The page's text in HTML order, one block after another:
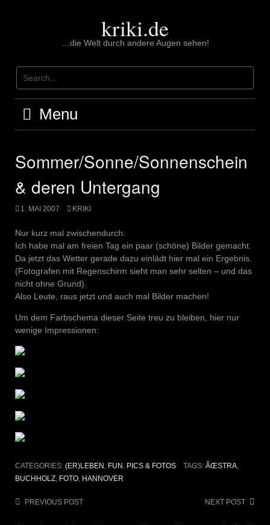
kriki.de
…die Welt durch andere Augen sehen!
Menu
Sommer/Sonne/Sonnenschein
& deren Untergang
1. MAI 2007 KRIKI
Nur kurz mal zwischendurch:
Ich habe mal am freien Tag ein paar (schöne) Bilder gemacht.
Da jetzt das Wetter gerade dazu einlädt hier mal ein Ergebnis.
(Fotografen mit Regenschirm sieht man sehr selten – und das
nicht ohne Grund).
Also Leute, raus jetzt und auch mal Bilder machen!
Um dem Farbschema dieser Seite treu zu bleiben, hier nur
wenige Impressionen:
CATEGORIES: (ER)LEBEN , FUN , PICS & FOTOS TAGS: ÃŒSTRA,
BUCHHOLZ, FOTO, HANNOVER
PostPREVIOUS POST NEXT POST